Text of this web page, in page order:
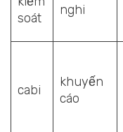
soát
nghi
cabi
khuyến
cáo